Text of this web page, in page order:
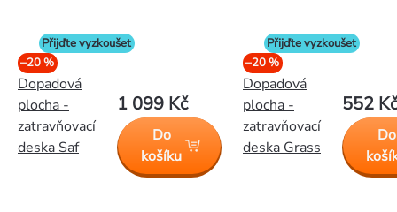
Přijďte vyzkoušet
–20 %
Dopadová
plocha -
zatravňovací
deska Saf
1 099 Kč
Do
košíku
Přijďte vyzkoušet
–20 %
Dopadová
plocha -
zatravňovací
deska Grass
552 Kč
Do